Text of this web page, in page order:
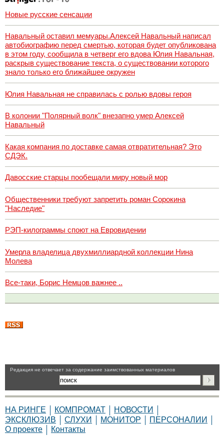
Новые русские сенсации
Навальный оставил мемуары.Алексей Навальный написал
автобиографию перед смертью, которая будет опубликована
в этом году, сообщила в четверг его вдова Юлия Навальная,
раскрыв существование текста, о существовании которого
знало только его ближайшее окружен
Юлия Навальная не справилась с ролью вдовы героя
В колонии "Полярный волк" внезапно умер Алексей
Навальный
Какая компания по доставке самая отвратительная? Это
СДЭК.
Давосские старцы пообещали миру новый мор
Общественники требуют запретить роман Сорокина
"Наследие"
РЭП-килограммы споют на Евровидении
Умерла владелица двухмиллиардной коллекции Нина
Молева
Все-таки, Борис Немцов важнее ..
Pедакция не отвечает за содержание заимствованных материалов
НА РИНГЕ КОМПРОМАТ
НОВОСТИ
ЭКСКЛЮЗИВ
СЛУХИ МОНИТОР
ПЕРСОНАЛИИ
О проекте
Контакты